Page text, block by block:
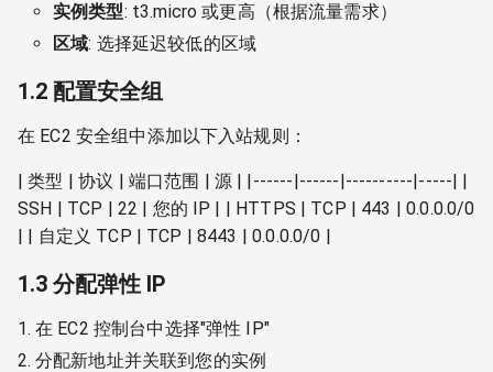
实例类型: t3.micro 或更高（根据流量需求）
区域: 选择延迟较低的区域
1.2 配置安全组
在 EC2 安全组中添加以下入站规则：
| 类型 | 协议 | 端口范围 | 源 | |------|------|----------|-----| |
SSH | TCP | 22 | 您的 IP | | HTTPS | TCP | 443 | 0.0.0.0/0
| | 自定义 TCP | TCP | 8443 | 0.0.0.0/0 |
1.3 分配弹性 IP
在 EC2 控制台中选择"弹性 IP"
分配新地址并关联到您的实例